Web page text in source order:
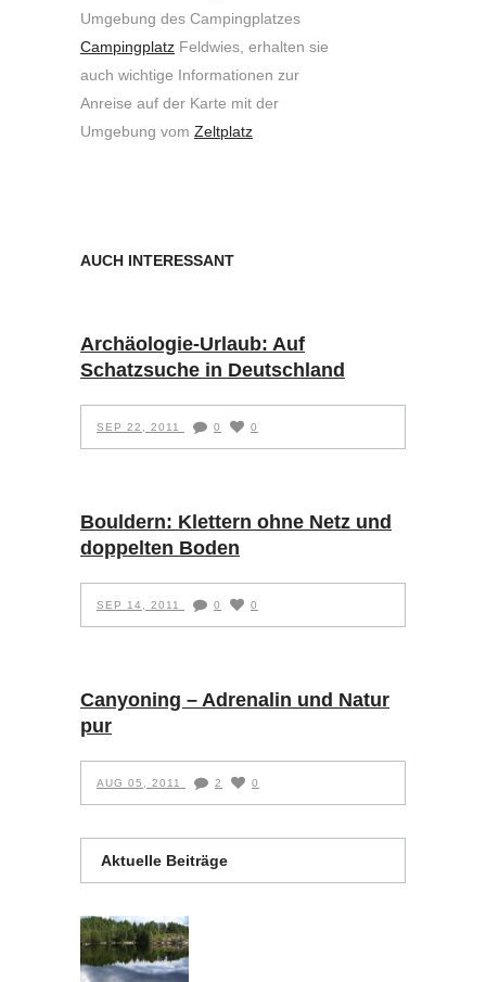
Umgebung des Campingplatzes
Campingplatz Feldwies, erhalten sie
auch wichtige Informationen zur
Anreise auf der Karte mit der
Umgebung vom Zeltplatz
AUCH INTERESSANT
Archäologie-Urlaub: Auf
Schatzsuche in Deutschland
SEP 22, 2011 0 0
Bouldern: Klettern ohne Netz und
doppelten Boden
SEP 14, 2011 0 0
Canyoning – Adrenalin und Natur
pur
AUG 05, 2011 2 0
Aktuelle Beiträge